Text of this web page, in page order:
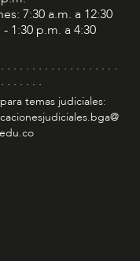
7:30 a.m. a 12:30
1:30 p.m. a 4:30
. . . . . . . . . . . . . . . . . .
. . . . . .
temas judiciales: